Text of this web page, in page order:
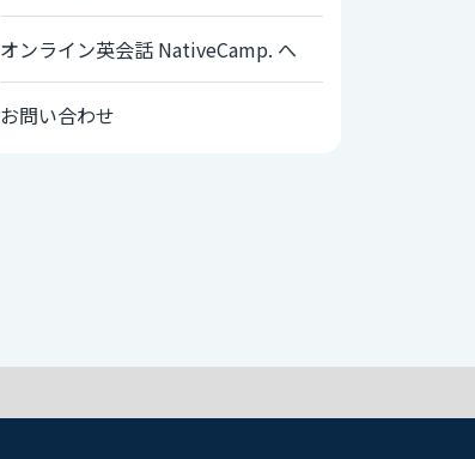
オンライン英会話 NativeCamp. へ
お問い合わせ